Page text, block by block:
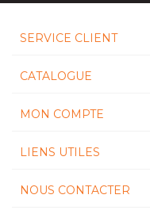
SERVICE CLIENT
CATALOGUE
MON COMPTE
LIENS UTILES
NOUS CONTACTER